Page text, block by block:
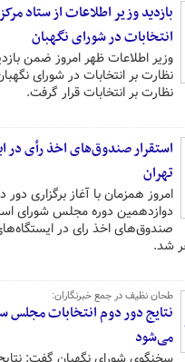
بازدید وزیر اطلاعات از ستاد
انتخابات در شورای نگهبان
وزیر اطلاعات ظهر امروز ضمن
نظارت بر انتخابات در شورای
نظارت بر انتخابات قرار گرفت.
استقرار صندوق‌های اخذ رأی در
تهران
امروز همزمان با آغاز برگزاری دور
دوازدهمین دوره مجلس شورای
صندوق‌های اخذ رای در
شد.
طحان نظیف در جمع خبرنگاران:
نتایج دور دوم انتخابات مجلس
می‌شود